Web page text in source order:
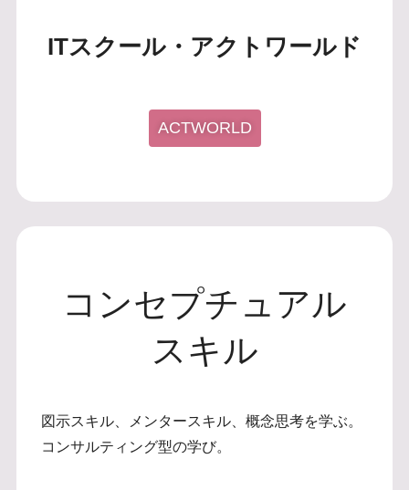
ITスクール・アクトワールド
ACTWORLD
コンセプチュアル
スキル
図示スキル、メンタースキル、概念思考を学ぶ。
コンサルティング型の学び。